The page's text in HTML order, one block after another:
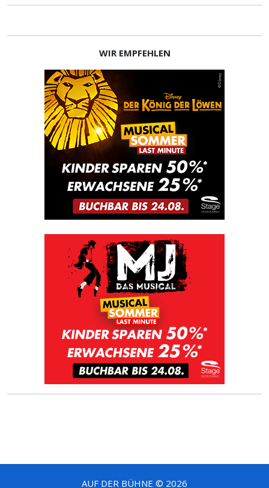
WIR EMPFEHLEN
AUF DER BÜHNE © 2026